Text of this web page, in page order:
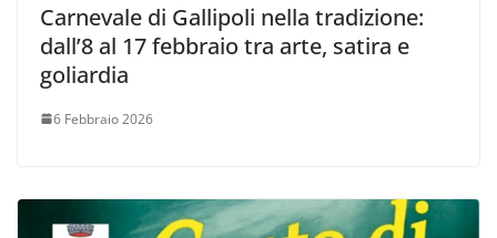
Carnevale di Gallipoli nella tradizione:
dall’8 al 17 febbraio tra arte, satira e
goliardia
6 Febbraio 2026